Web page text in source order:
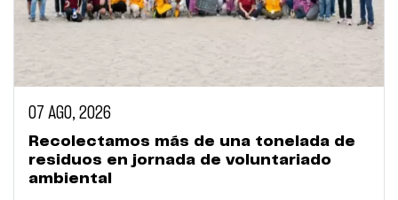
07 AGO, 2026
Recolectamos más de una tonelada de
residuos en jornada de voluntariado
ambiental